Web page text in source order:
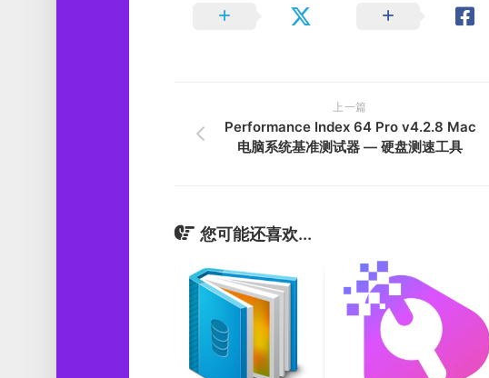
上一篇
Performance Index 64 Pro v4.2.8 Mac
电脑系统基准测试器 — 硬盘测速工具
您可能还喜欢...